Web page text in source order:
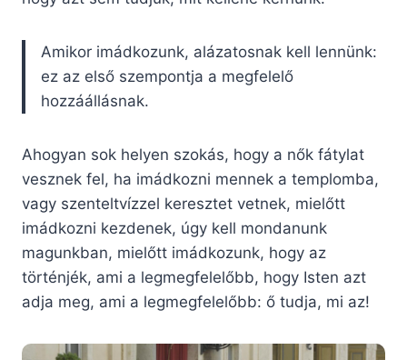
Amikor imádkozunk, alázatosnak kell lennünk:
ez az első szempontja a megfelelő
hozzáállásnak.
Ahogyan sok helyen szokás, hogy a nők fátylat
vesznek fel, ha imádkozni mennek a templomba,
vagy szenteltvízzel keresztet vetnek, mielőtt
imádkozni kezdenek, úgy kell mondanunk
magunkban, mielőtt imádkozunk, hogy az
történjék, ami a legmegfelelőbb, hogy Isten azt
adja meg, ami a legmegfelelőbb: ő tudja, mi az!